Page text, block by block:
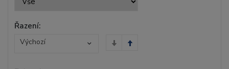
Řazení:
Výchozí